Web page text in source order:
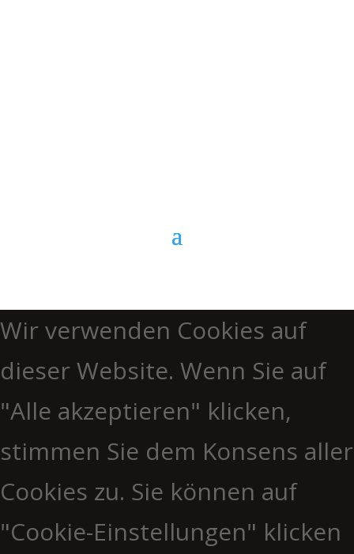
Wir verwenden Cookies auf
dieser Website. Wenn Sie auf
"Alle akzeptieren" klicken,
stimmen Sie dem Konsens aller
Cookies zu. Sie können auf
"Cookie-Einstellungen" klicken